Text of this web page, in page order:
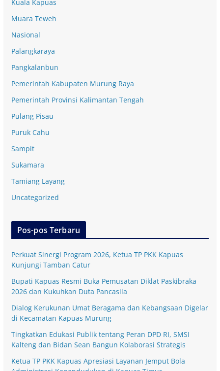
Kuala Kapuas
Muara Teweh
Nasional
Palangkaraya
Pangkalanbun
Pemerintah Kabupaten Murung Raya
Pemerintah Provinsi Kalimantan Tengah
Pulang Pisau
Puruk Cahu
Sampit
Sukamara
Tamiang Layang
Uncategorized
Pos-pos Terbaru
Perkuat Sinergi Program 2026, Ketua TP PKK Kapuas
Kunjungi Tamban Catur
Bupati Kapuas Resmi Buka Pemusatan Diklat Paskibraka
2026 dan Kukuhkan Duta Pancasila
Dialog Kerukunan Umat Beragama dan Kebangsaan Digelar
di Kecamatan Kapuas Murung
Tingkatkan Edukasi Publik tentang Peran DPD RI, SMSI
Kalteng dan Bidan Sean Bangun Kolaborasi Strategis
Ketua TP PKK Kapuas Apresiasi Layanan Jemput Bola